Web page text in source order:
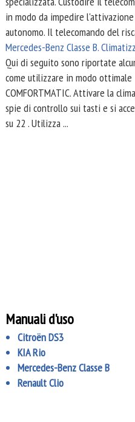
in modo da impedire
autonomo. Il telecomando del
Mercedes-Benz Classe B.
Qui di seguito sono riportate
come utilizzare in modo
COMFORTMATIC. Attivare la
spie di controllo sui tasti e si
su 22 . Utilizza ...
Manuali d'uso
Citroën DS3
KIA Rio
Mercedes-Benz Classe B
Renault Clio